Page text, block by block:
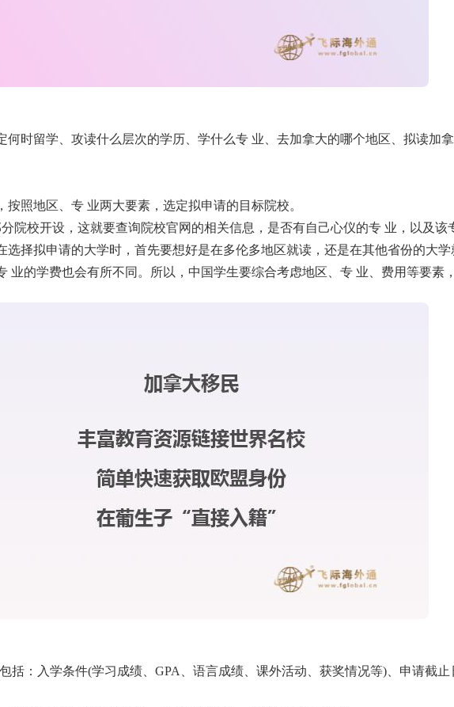
时留学、攻读什么层次的学历、学什么专 业、去加拿大的哪个地区、拟读加拿
照地区、专 业两大要素，选定拟申请的目标院校。
院校开设，这就要查询院校官网的相关信息，是否有自己心仪的专 业，以及该
择拟申请的大学时，首先要想好是在多伦多地区就读，还是在其他省份的大学
的学费也会有所不同。所以，中国学生要综合考虑地区、专 业、费用等要素
括：入学条件(学习成绩、GPA、语言成绩、课外活动、获奖情况等)、申请截